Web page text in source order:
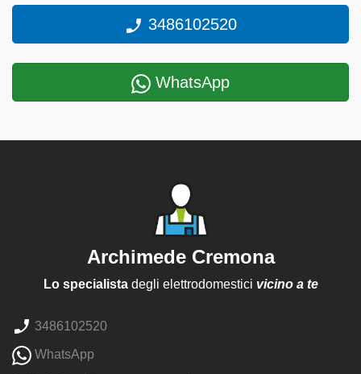
3486102520
WhatsApp
Archimede Cremona
Lo specialistadegli elettrodomestici vicino a te
3486102520
WhatsApp